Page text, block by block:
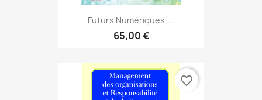
Futurs Numériques,...
65,00 €
favorite_border